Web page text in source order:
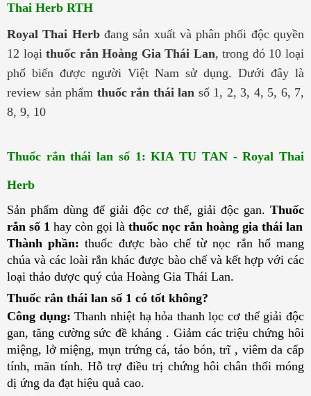
Thai Herb RTH
Royal Thai Herbđang sản xuất và phân phối độc quyền
12 loạithuốc rắn Hoàng Gia Thái Lan, trong đó 10 loại
phổ biến được người Việt Nam sử dụng. Dưới đây là
review sản phẩm thuốc rắn thái lan số 1, 2, 3, 4, 5, 6, 7,
8, 9, 10
Thuốc rắn thái lan số 1: KIA TU TAN - Royal Thai
Herb
Sản phẩm dùng để giải độc cơ thể, giải độc gan. Thuốc
rắn số 1 hay còn gọi là thuốc nọc rắn hoàng gia thái lan
Thành phần: thuốc được bào chế từnọc rắn hổ mang
chúa và các loài rắn khác được bào chế và kết hợp với các
loại thảo dược quý của Hoàng Gia Thái Lan.
Thuốc rắn thái lan số 1 có tốt không?
Công dụng: Thanh nhiệt hạ hỏa thanh lọc cơ thể giải độc
gan, tăng cường sức đề kháng . Giảm các triệu chứng hôi
miệng, lở miệng, mụn trứng cá, táo bón, trĩ , viêm da cấp
tính, mãn tính. Hỗ trợ điều trị chứng hôi chân thối móng
dị ứng da đạt hiệu quả cao.